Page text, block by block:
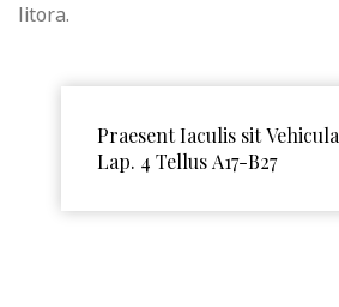
litora.
Praesent Iaculis sit Vehicula
Lap. 4 Tellus A17-B27